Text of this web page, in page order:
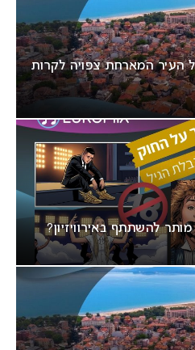
ההכרזה על העיר המארחת צפויה לקרות
להשתתף באירוויזיון?